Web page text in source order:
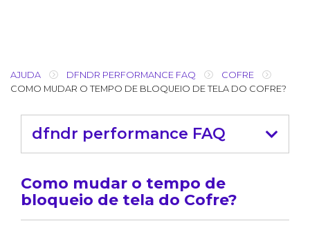
AJUDA DFNDR PERFORMANCE FAQ
COFRE
COMO MUDAR O TEMPO DE BLOQUEIO DE TELA DO COFRE?
dfndr performance FAQ
Como mudar o tempo de
bloqueio de tela do Cofre?